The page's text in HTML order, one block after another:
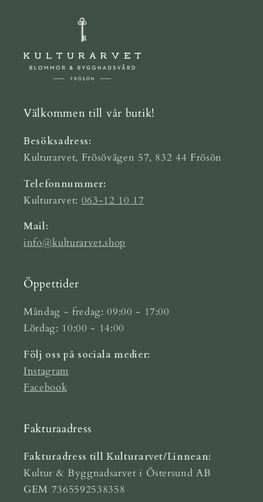
Välkommen till vår butik!
Besöksadress:
Kulturarvet, Frösövägen 57, 832 44 Frösön
Telefonnummer:
Kulturarvet: 063-12 10 17
Mail:
info@kulturarvet.shop
Öppettider
Måndag - fredag: 09:00 - 17:00
Lördag: 10:00 - 14:00
Följ oss på sociala medier:
Instagram
Facebook
Fakturaadress
Fakturadress till Kulturarvet/Linnean:
Kultur & Byggnadsarvet i Östersund AB
GEM 7365592538358